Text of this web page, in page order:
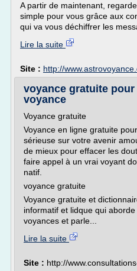
A partir de maintenant,
simple pour vous grâce aux
qui va vous déchiffrer les
Lire la suite
Site : http://
voyance gratuite
voyance
Voyance gratuite
Voyance en ligne gratuite
sérieuse sur votre avenir
de mieux pour effacer les
faire appel à un vrai voyant
natif.
voyance gratuite
Voyance gratuite et
informatif et lidque qui
voyances et parle...
Lire la suite
Site : http://